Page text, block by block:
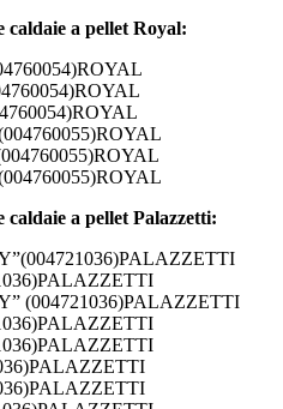
caldaie a pellet Royal:
caldaie a pellet Palazzetti:
(004721036)PALAZZETTI